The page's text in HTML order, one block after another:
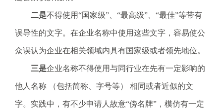
二是不得使用“国家级”、“最高级”、“最佳”等带有
误导性的文字。在企业名称中使用这些文字，容易使公
众误认为企业在相关领域内具有国家级或者领先地位。
三是企业名称不得使用与同行业在先有一定影响的
他人名称 （包括简称、字号等） 相同或者近似的文
字。实践中，有不少申请人故意“傍名牌”，模仿有一定